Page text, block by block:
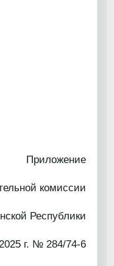
Приложение
комиссии
Республики
г. № 284/74-6